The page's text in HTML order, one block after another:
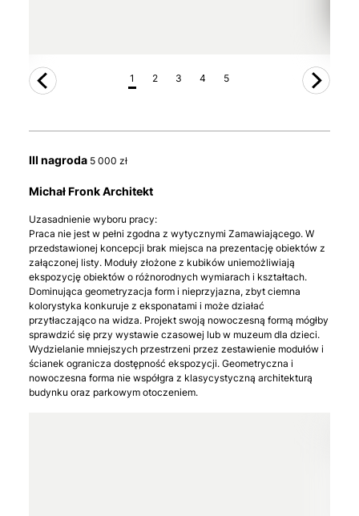
1 2 3 4 5
III nagroda 5 000 zł
Michał Fronk Architekt
Uzasadnienie wyboru pracy:
Praca nie jest w pełni zgodna z wytycznymi Zamawiającego. W
przedstawionej koncepcji brak miejsca na prezentację obiektów z
załączonej listy. Moduły złożone z kubików uniemożliwiają
ekspozycję obiektów o różnorodnych wymiarach i kształtach.
Dominująca geometryzacja form i nieprzyjazna, zbyt ciemna
kolorystyka konkuruje z eksponatami i może działać
przytłaczająco na widza. Projekt swoją nowoczesną formą mógłby
sprawdzić się przy wystawie czasowej lub w muzeum dla dzieci.
Wydzielanie mniejszych przestrzeni przez zestawienie modułów i
ścianek ogranicza dostępność ekspozycji. Geometryczna i
nowoczesna forma nie współgra z klasycystyczną architekturą
budynku oraz parkowym otoczeniem.